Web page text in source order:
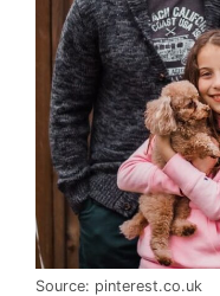
Source: pinterest.co.uk